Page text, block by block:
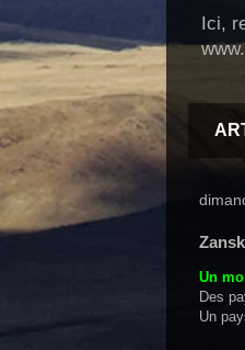
Ici,
Un
Des
Un